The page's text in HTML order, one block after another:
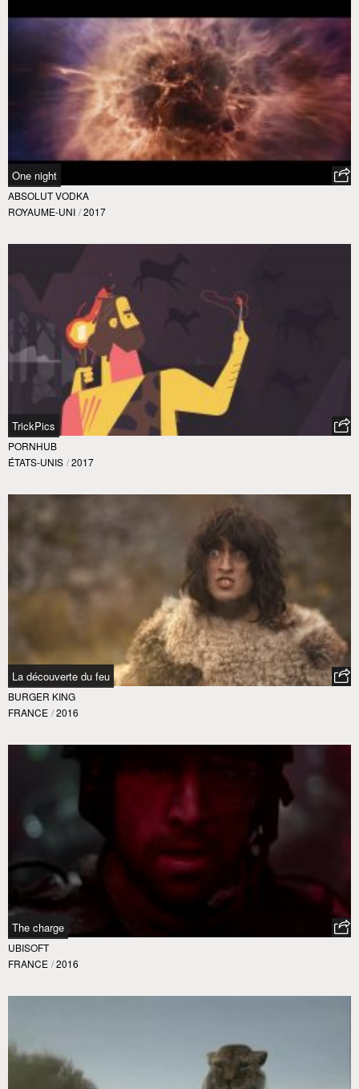
One night
ABSOLUT VODKA
ROYAUME-UNI / 2017
TrickPics
PORNHUB
ÉTATS-UNIS / 2017
La découverte du feu
BURGER KING
FRANCE / 2016
The charge
UBISOFT
FRANCE / 2016